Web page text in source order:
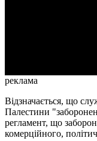
реклама
Відзначається, що
Палестини
регламент, що
комерційного,